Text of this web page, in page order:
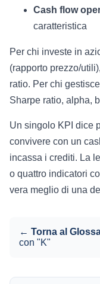
Cash flow
caratteristica
Per chi investe in
(rapporto prezzo/
ratio. Per chi
Sharpe ratio, alpha,
Un singolo KPI dice
convivere con un
incassa i crediti. La
o quattro indicatori
vera meglio di una
← Torna al
con "K"